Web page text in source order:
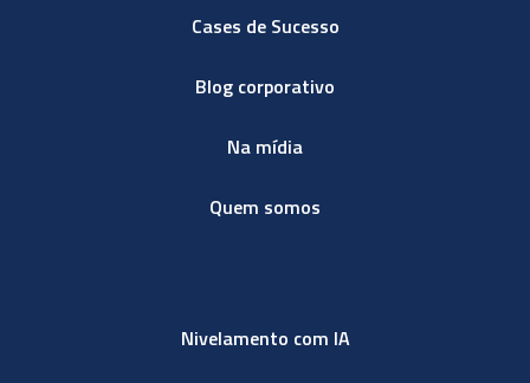
Cases de Sucesso
Blog corporativo
Na mídia
Quem somos
Nivelamento com IA